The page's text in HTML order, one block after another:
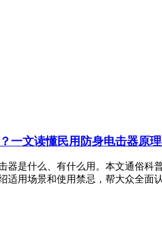
一文读懂民用防身电击器原
器是什么、有什么用。本文通俗科
适用场景和使用禁忌，帮大众全面